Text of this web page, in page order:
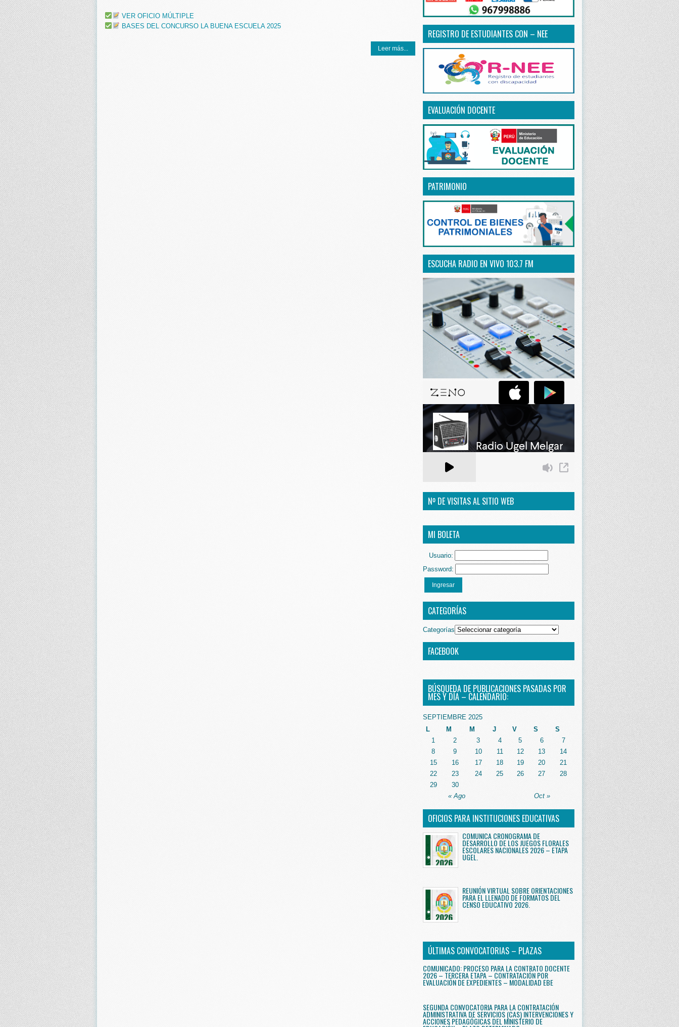
VER OFICIO MÚLTIPLE
BASES DEL CONCURSO LA BUENA ESCUELA 2025
Leer más...
REGISTRO DE ESTUDIANTES CON – NEE
EVALUACIÓN DOCENTE
PATRIMONIO
ESCUCHA RADIO EN VIVO 103.7 FM
Nº DE VISITAS AL SITIO WEB
MI BOLETA
Usuario:
Password:
Ingresar
CATEGORÍAS
Categorías
FACEBOOK
BÚSQUEDA DE PUBLICACIONES PASADAS POR
MES Y DÍA – CALENDARIO:
SEPTIEMBRE 2025
L
M M J V S S
« Ago Oct »
1 2 3 4 5 6
7
8
9 10 11 12 13
14
15
16 17 18 19 20
21
22
23 24 25 26 27
28
29
30
OFICIOS PARA INSTITUCIONES EDUCATIVAS
COMUNICA CRONOGRAMA DE
DESARROLLO DE LOS JUEGOS FLORALES
ESCOLARES NACIONALES 2026 – ETAPA
UGEL.
REUNIÓN VIRTUAL SOBRE ORIENTACIONES
PARA EL LLENADO DE FORMATOS DEL
CENSO EDUCATIVO 2026.
ÚLTIMAS CONVOCATORIAS – PLAZAS
COMUNICADO: PROCESO PARA LA CONTRATO DOCENTE
2026 – TERCERA ETAPA – CONTRATACIÓN POR
EVALUACIÓN DE EXPEDIENTES – MODALIDAD EBE
SEGUNDA CONVOCATORIA PARA LA CONTRATACIÓN
ADMINISTRATIVA DE SERVICIOS (CAS) INTERVENCIONES Y
ACCIONES PEDAGÓGICAS DEL MINISTERIO DE